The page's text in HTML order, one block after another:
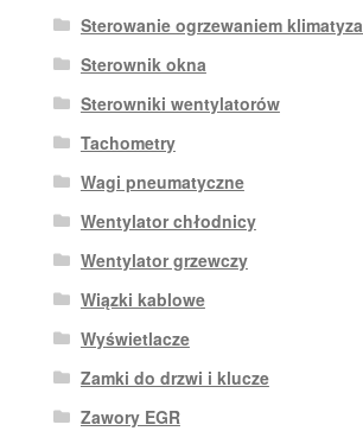
Sterowanie ogrzewaniem
Sterownik okna
Sterowniki wentylatorów
Tachometry
Wagi pneumatyczne
Wentylator chłodnicy
Wentylator grzewczy
Wiązki kablowe
Wyświetlacze
Zamki do drzwi i klucze
Zawory EGR